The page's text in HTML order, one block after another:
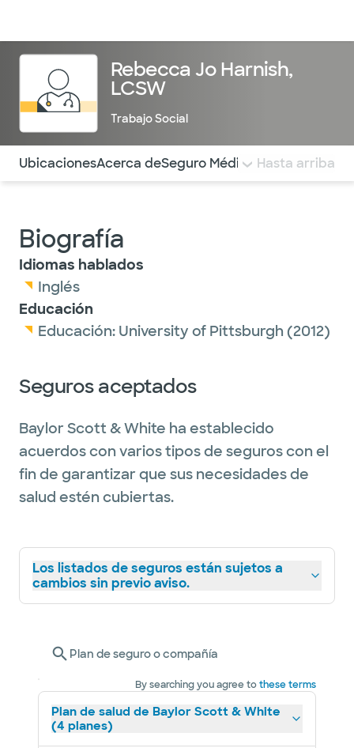
Rebecca Jo Harnish,
LCSW
Trabajo Social
Utilice esta navegación para saltar rápidamente a
UbicacionesAcerca deSeguro Médico COMENTARIOS
Hasta arriba
Biografía
Idiomas hablados
Inglés
Educación
Educación: University of Pittsburgh (2012)
Seguros aceptados
Baylor Scott & White ha establecido
acuerdos con varios tipos de seguros con el
fin de garantizar que sus necesidades de
salud estén cubiertas.
Los listados de seguros están sujetos a
cambios sin previo aviso.
Plan de seguro o compañía
By searching you agree tothese terms
Plan de salud de Baylor Scott & White
(4 planes)